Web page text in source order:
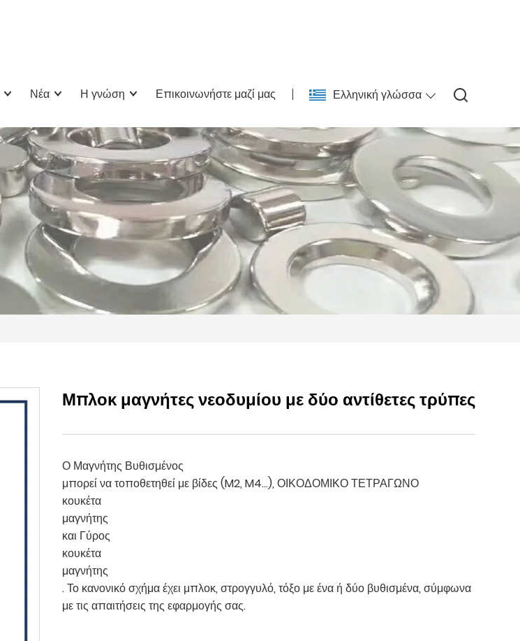
Ελληνική γλώσσα
Νέα Η γνώση Επικοινωνήστε μαζί μας
Μπλοκ μαγνήτες νεοδυμίου με δύο αντίθετες τρύπες
Ο Μαγνήτης Βυθισμένος
μπορεί να τοποθετηθεί με βίδες (M2, M4...), ΟΙΚΟΔΟΜΙΚΟ ΤΕΤΡΑΓΩΝΟ
κουκέτα
μαγνήτης
και Γύρος
κουκέτα
μαγνήτης
. Το κανονικό σχήμα έχει μπλοκ, στρογγυλό, τόξο με ένα ή δύο βυθισμένα, σύμφωνα
με τις απαιτήσεις της εφαρμογής σας.